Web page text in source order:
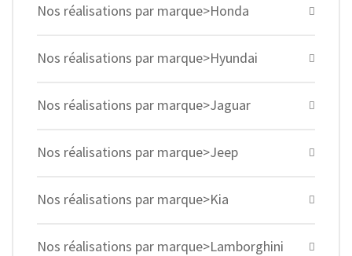
Nos réalisations par marque>Honda
Nos réalisations par marque>Hyundai
Nos réalisations par marque>Jaguar
Nos réalisations par marque>Jeep
Nos réalisations par marque>Kia
Nos réalisations par marque>Lamborghini